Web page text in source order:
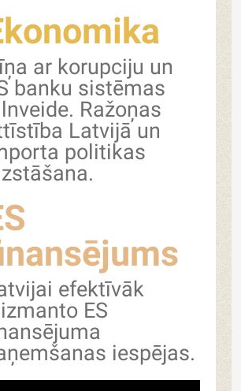
ar korupciju un
banku sistēmas
Ražoņas
Latvijā un
politikas
efektīvāk
ES
iespējas.